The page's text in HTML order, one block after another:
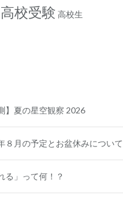
高校受験 高校生
】夏の星空観察 2026
８月の予定とお盆休みについて
る」って何！？